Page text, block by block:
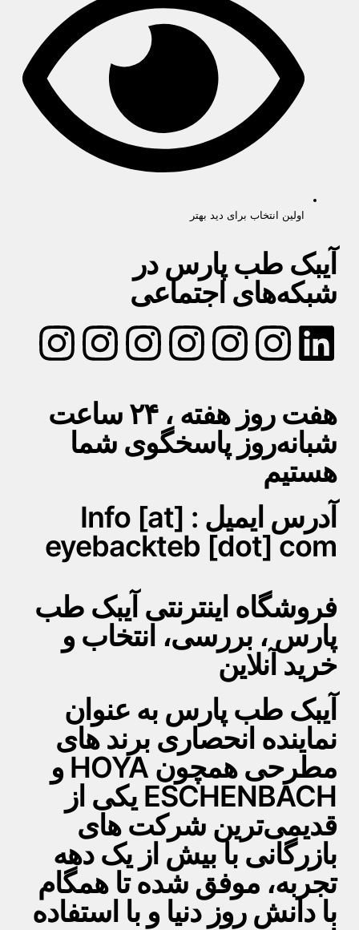
اولین انتخاب برای دید بهتر
آیبک طب پارس در
شبکه‌های اجتماعی
هفت روز هفته ، ۲۴ ساعت
شبانه‌روز پاسخگوی شما
هستیم
آدرس ایمیل : Info [at]
eyebackteb [dot] com
فروشگاه اینترنتی آیبک طب
پارس ، بررسی، انتخاب و
خرید آنلاین
آیبک طب پارس به عنوان
نماینده انحصاری برند های
مطرحی همچون HOYA و
ESCHENBACH یکی از
قدیمی‌ترین شرکت های
بازرگانی با بیش از یک دهه
تجربه، موفق شده تا همگام
با دانش روز دنیا و با استفاده